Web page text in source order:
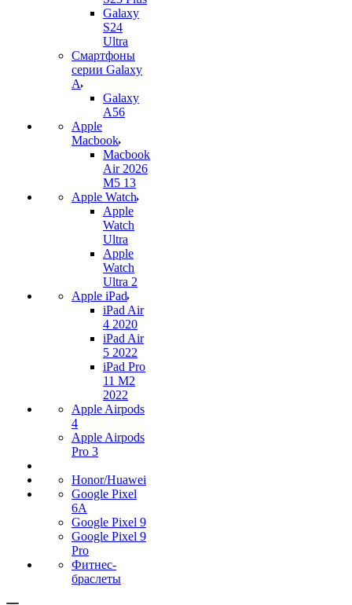
Galaxy
S24
Ultra
Смартфоны
серии Galaxy
A
Galaxy
A56
Apple
Macbook
Macbook
Air 2026
M5 13
Apple Watch
Apple
Watch
Ultra
Apple
Watch
Ultra 2
Apple iPad
iPad Air
4 2020
iPad Air
5 2022
iPad Pro
11 M2
2022
Apple Airpods
4
Apple Airpods
Pro 3
Honor/Huawei
Google Pixel
6A
Google Pixel 9
Google Pixel 9
Pro
Фитнес-
браслеты